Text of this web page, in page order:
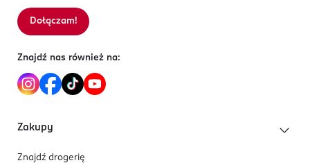
Dołączam!
Znajdź nas również na:
Zakupy
Znajdź drogerię